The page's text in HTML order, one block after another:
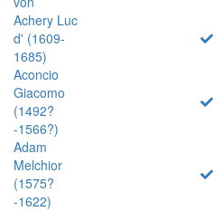
Achery Luc
d' (1609-
1685)
Aconcio
Giacomo
(1492?
-1566?)
Adam
Melchior
(1575?
-1622)